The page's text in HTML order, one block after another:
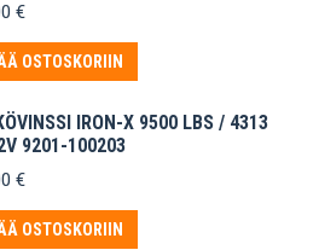
€
OSTOSKORIIN
IRON-X 9500 LBS / 4313
9201-100203
€
OSTOSKORIIN